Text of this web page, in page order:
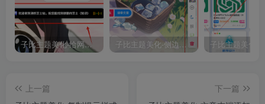
子比主题美化-给网站添加一个正在浏览灵动岛 子比主题美化-侧边悬浮按钮美化
上一篇
下一篇